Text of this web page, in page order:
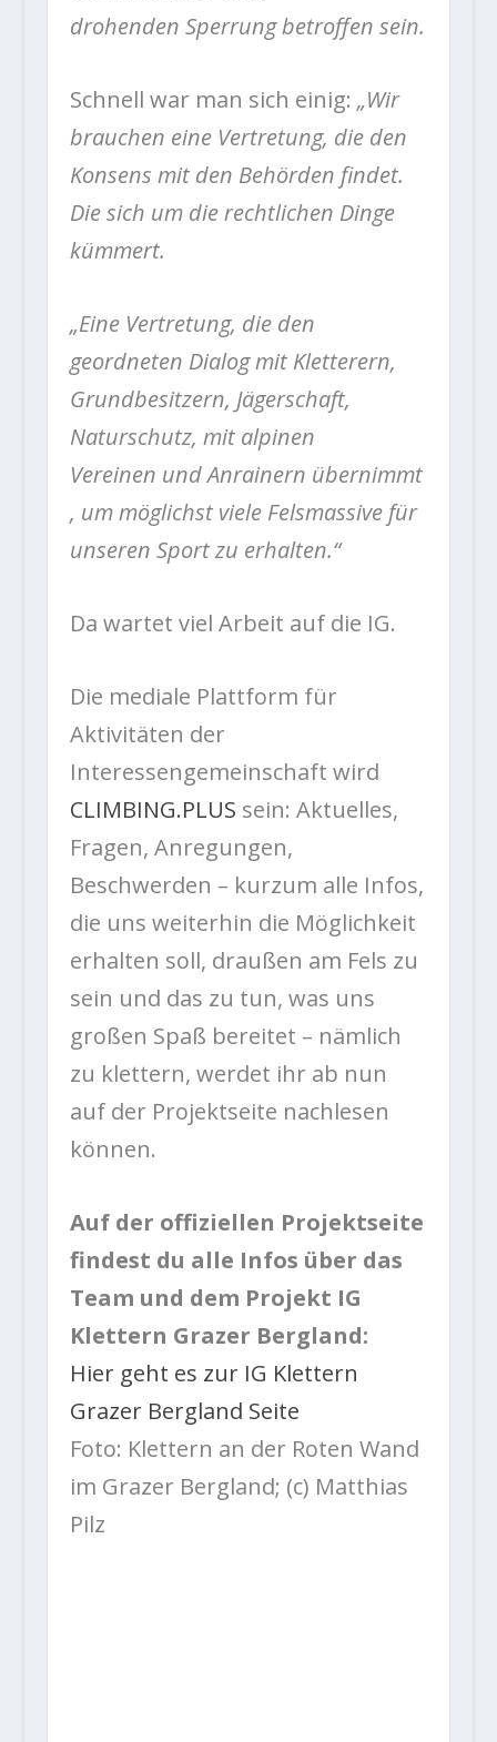
drohenden Sperrung betroffen sein.
Schnell war man sich einig: „Wir
brauchen eine Vertretung, die den
Konsens mit den Behörden findet.
Die sich um die rechtlichen Dinge
kümmert.
„Eine Vertretung, die den
geordneten Dialog mit Kletterern,
Grundbesitzern, Jägerschaft,
Naturschutz, mit alpinen
Vereinen und Anrainern übernimmt
, um möglichst viele Felsmassive für
unseren Sport zu erhalten.“
Da wartet viel Arbeit auf die IG.
Die mediale Plattform für
Aktivitäten der
Interessengemeinschaft wird
CLIMBING.PLUS sein: Aktuelles,
Fragen, Anregungen,
Beschwerden – kurzum alle Infos,
die uns weiterhin die Möglichkeit
erhalten soll, draußen am Fels zu
sein und das zu tun, was uns
großen Spaß bereitet – nämlich
zu klettern, werdet ihr ab nun
auf der Projektseite nachlesen
können.
Auf der offiziellen Projektseite
findest du alle Infos über das
Team und dem Projekt IG
Klettern Grazer Bergland:
Hier geht es zur IG Klettern
Grazer Bergland Seite
Foto: Klettern an der Roten Wand
im Grazer Bergland; (c) Matthias
Pilz